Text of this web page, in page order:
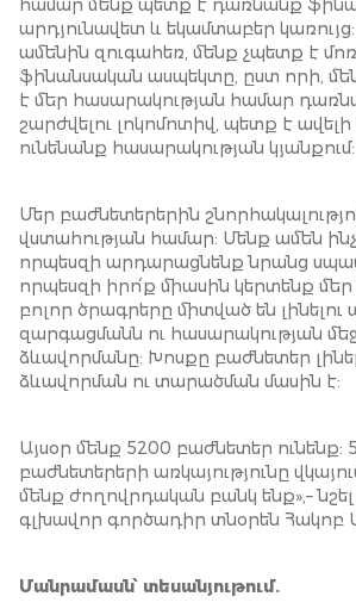
համար մենք պետք է դառնանք
արդյունավետ և եկամտաբեր կառույց:
ամենին զուգահեռ, մենք չպետք է
ֆինանսական ասպեկտը, ըստ որի,
է մեր հասարակության համար
շարժվելու լոկոմոտիվ, պետք է
ունենանք հասարակության կյանքում:
Մեր բաժնետերերին
վստահության համար: Մենք ամեն ինչ
որպեսզի արդարացնենք նրանց
որպեսզի իրո՛ք միասին կերտենք
բոլոր ծրագրերը միտված են
զարգացմանն ու հասարակության մեջ
ձևավորմանը: Խոսքը բաժնետեր
ձևավորման ու տարածման մասին է:
Այսօր մենք 5200 բաժնետեր ունենք:
բաժնետերերի առկայությունը
մենք ժողովրդական բանկ ենք»,–
գլխավոր գործադիր տնօրեն Հակոբ
Մանրամասն՝ տեսանյութում.